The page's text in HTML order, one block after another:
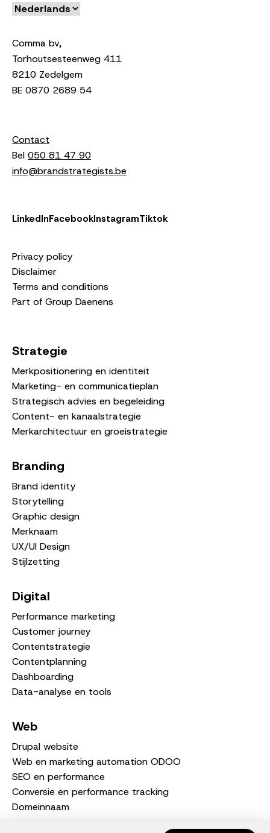
Comma bv,
Torhoutsesteenweg 411
8210 Zedelgem
BE 0870 2689 54
Contact
Bel 050 81 47 90
info@brandstrategists.be
LinkedInFacebookInstagramTiktok
Privacy policy
Disclaimer
Terms and conditions
Part of Group Daenens
Strategie
Merkpositionering en identiteit
Marketing- en communicatieplan
Strategisch advies en begeleiding
Content- en kanaalstrategie
Merkarchitectuur en groeistrategie
Branding
Brand identity
Storytelling
Graphic design
Merknaam
UX/UI Design
Stijlzetting
Digital
Performance marketing
Customer journey
Contentstrategie
Contentplanning
Dashboarding
Data-analyse en tools
Web
Drupal website
Web en marketing automation ODOO
SEO en performance
Conversie en performance tracking
Domeinnaam